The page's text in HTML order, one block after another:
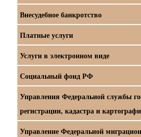
Внесудебное банкротство
Платные услуги
Услуги в электронном виде
Социальный фонд РФ
Управления Федеральной службы
регистрации, кадастра и
Управление Федеральной